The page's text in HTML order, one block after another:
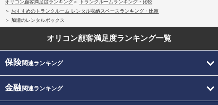
オリコン顧客満足度ランキング
トランクルームランキング・比較
おすすめのトランクルーム レンタル収納スペースランキング・比較
加瀬のレンタルボックス
オリコン顧客満足度ランキング一覧
保険関連ランキング
金融関連ランキング